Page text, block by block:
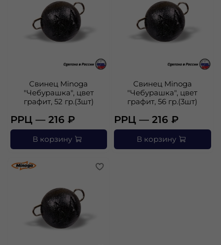
Свинец Minoga
"Чебурашка", цвет
графит, 52 гр.(3шт)
РРЦ — 216 ₽
В корзину
Свинец Minoga
"Чебурашка", цвет
графит, 56 гр.(3шт)
РРЦ — 216 ₽
В корзину